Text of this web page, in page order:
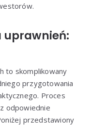
uprawnień:
to skomplikowany
przygotowania
Proces
odpowiednie
przedstawiony